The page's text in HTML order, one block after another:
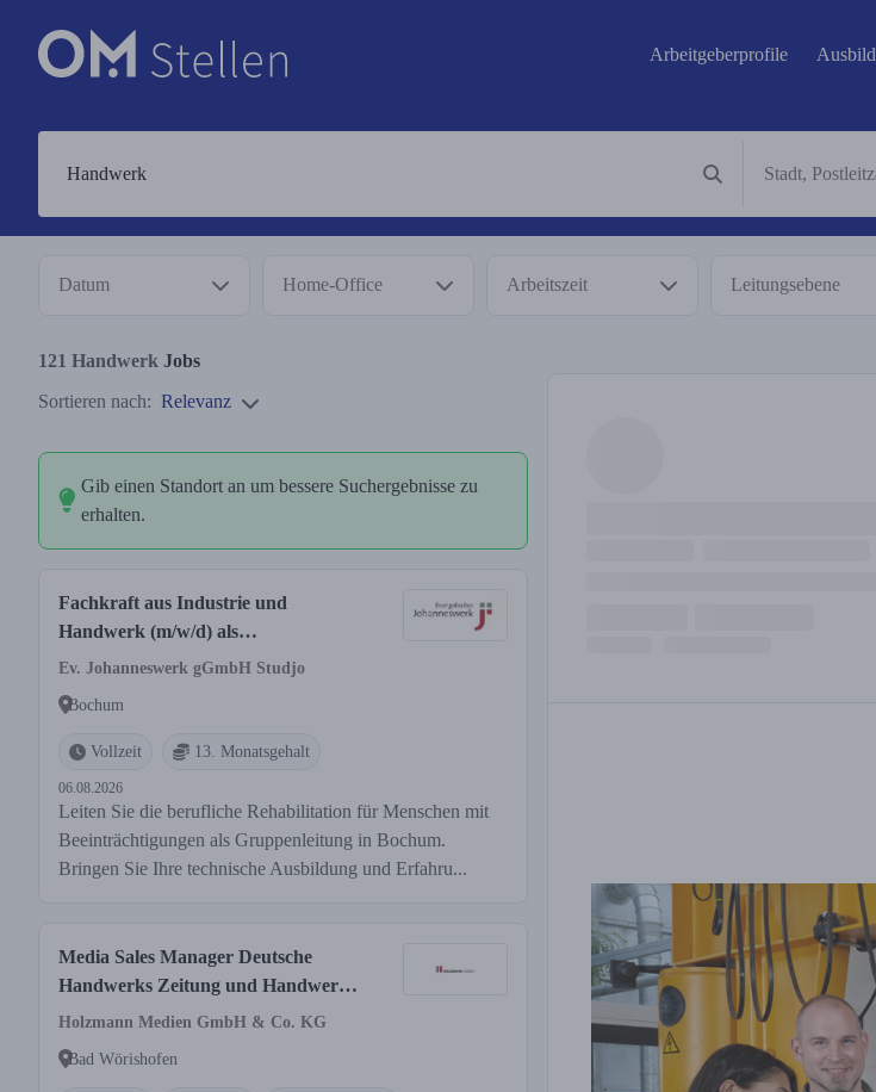
Arbeitgeberprofile
Datum Home-Office Arbeitszeit Leitungsebene
121 Handwerk Jobs
Sortieren nach: Relevanz
Gib einen Standort an um bessere Suchergebnisse zu
erhalten.
Fachkraft aus Industrie und
Handwerk (m/w/d) als
Gruppenleitung - Studjo Bochum
Ev. Johanneswerk gGmbH Studjo
Bochum
Vollzeit 13. Monatsgehalt
06.08.2026
Leiten Sie die berufliche Rehabilitation für Menschen mit
Beeinträchtigungen als Gruppenleitung in Bochum.
Bringen Sie Ihre technische Ausbildung und Erfahru...
Media Sales Manager Deutsche
Handwerks Zeitung und Handwerk
Magazin (m/w/d)
Holzmann Medien GmbH & Co. KG
Bad Wörishofen